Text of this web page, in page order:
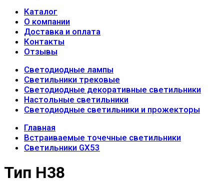
Каталог
О компании
Доставка и оплата
Контакты
Отзывы
Светодиодные лампы
Светильники трековые
Светодиодные декоративные светильники
Настольные светильники
Светодиодные светильники и прожекторы
Главная
Встраиваемые точечные светильники
Светильники GX53
Тип Н38